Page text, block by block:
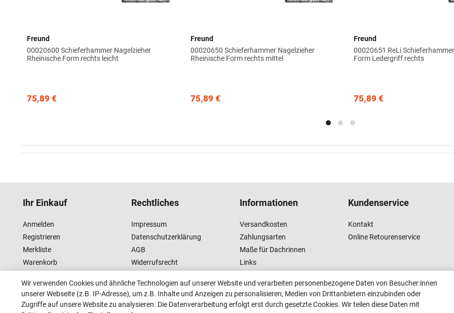
Freund
00020600 Schieferhammer Nagelzieher
Rheinische Form rechts leicht
75,89 €
Freund
00020650 Schieferhammer Nagelzieher
Rheinische Form rechts mittel
75,89 €
Freund
00020651 ReLi
Form Ledergriff rechts
75,89 €
Ihr Einkauf
Anmelden
Registrieren
Merkliste
Warenkorb
Rechtliches
Impressum
Datenschutzerklärung
AGB
Widerrufsrecht
Informationen
Versandkosten
Zahlungsarten
Maße für Dachrinnen
Links
Vertrag widerrufen
Kundenservice
Kontakt
Online Retourenservice
Wir verwenden Cookies und ähnliche Technologien auf unserer Website und verarbeiten personenbezogene Daten von Besucher:innen
unserer Webseite (z.B. IP-Adresse), um z.B. Inhalte und Anzeigen zu personalisieren, Medien von Drittanbietern einzubinden oder
Zugriffe auf unsere Website zu analysieren. Die Datenverarbeitung erfolgt erst durch gesetzte Cookies. Wir teilen diese Daten mit